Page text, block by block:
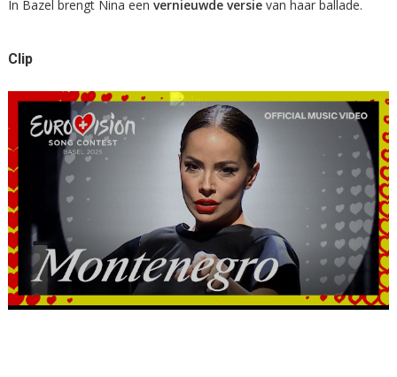
In Bazel brengt Nina een vernieuwde versievan haar ballade.
Clip